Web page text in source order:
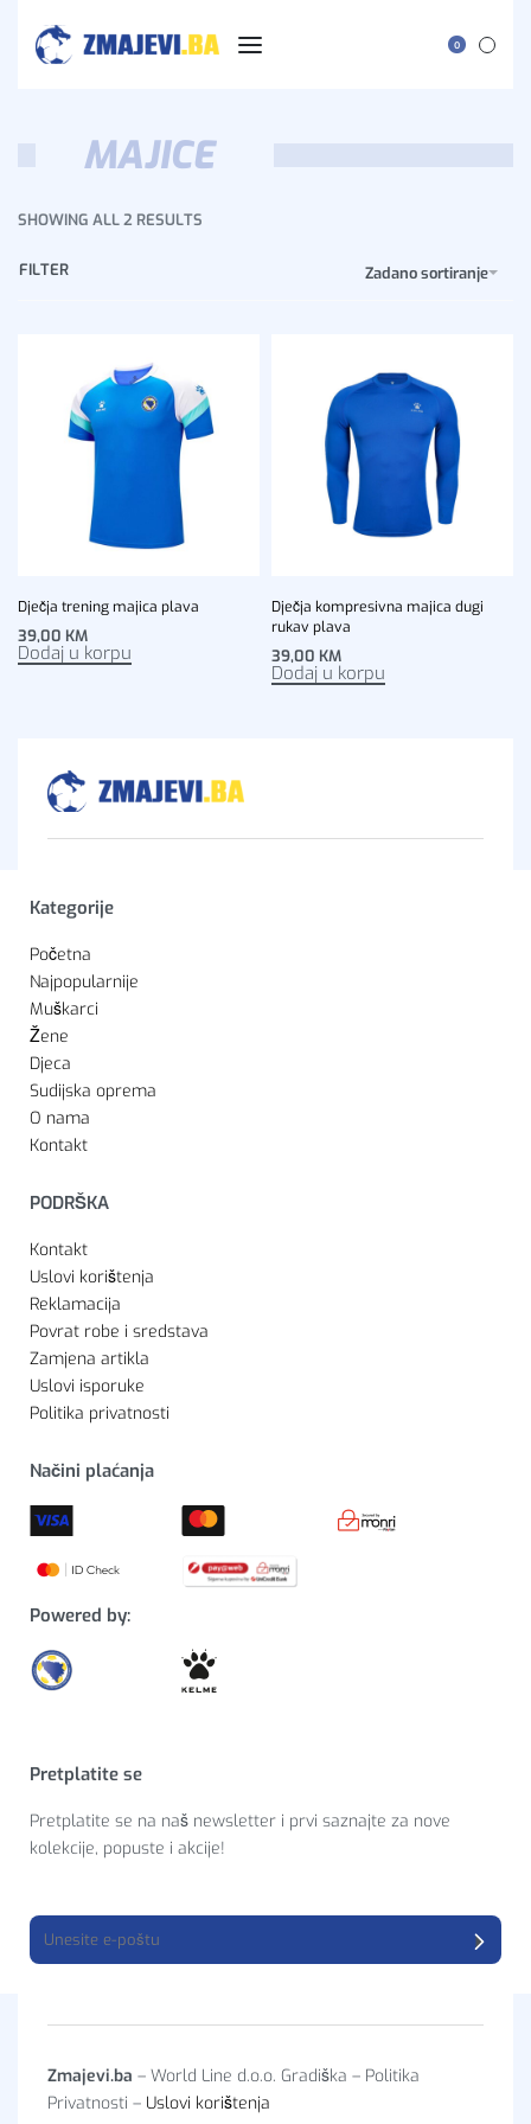
0
MAJICE
SHOWING ALL 2 RESULTS
Zadano sortiranje
FILTER
Dječja trening majica plava
39,00 KM
Dodaj u korpu
Dječja kompresivna majica dugi
rukav plava
39,00 KM
Dodaj u korpu
Kategorije
Početna
Najpopularnije
Muškarci
Žene
Djeca
Sudijska oprema
O nama
Kontakt
PODRŠKA
Kontakt
Uslovi korištenja
Reklamacija
Povrat robe i sredstava
Zamjena artikla
Uslovi isporuke
Politika privatnosti
Načini plaćanja
Powered by:
Pretplatite se
Pretplatite se na naš newsletter i prvi saznajte za nove
kolekcije, popuste i akcije!
Zmajevi.ba – World Line d.o.o. Gradiška – Politika
Privatnosti – Uslovi korištenja